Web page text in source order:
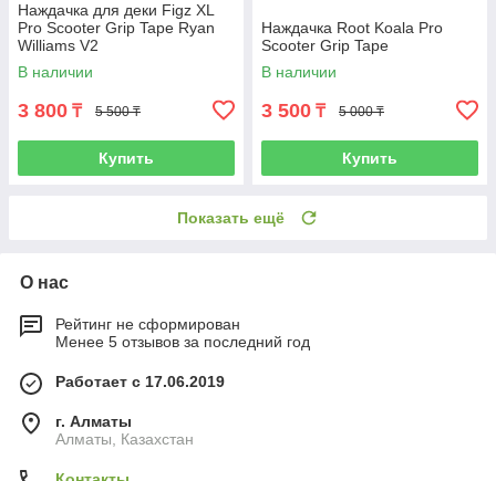
Наждачка для деки Figz XL
Pro Scooter Grip Tape Ryan
Williams V2
В наличии
3 800 ₸ 5 500 ₸
Купить
Наждачка Root Koala Pro
Scooter Grip Tape
В наличии
3 500 ₸ 5 000 ₸
Купить
Показать ещё
О нас
Рейтинг не сформирован
Менее 5 отзывов за последний год
Работает с 17.06.2019
г. Алматы
Алматы, Казахстан